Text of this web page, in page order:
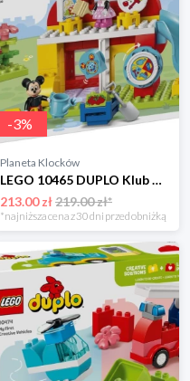
-3%
Planeta Klocków
LEGO 10465 DUPLO Klub Myszki Miki z Minnie i Pluto Lego
213.00 zł219.00 zł*
*najniższa cena z 30 dni przed obniżką